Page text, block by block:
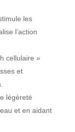
les
l’action
cellulaire »
et
légèreté
et en aidant